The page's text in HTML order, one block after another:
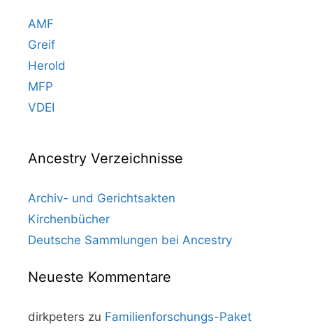
AMF
Greif
Herold
MFP
VDEI
Ancestry Verzeichnisse
Archiv- und Gerichtsakten
Kirchenbücher
Deutsche Sammlungen bei Ancestry
Neueste Kommentare
dirkpeters zu Familienforschungs-Paket